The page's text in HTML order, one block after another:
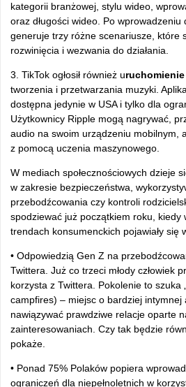
kategorii branżowej, stylu wideo,
oraz długości wideo. Po
generuje trzy różne scenariusze, które
rozwinięcia i wezwania do działania.
3. TikTok ogłosił również u
tworzenia i przetwarzania muzyki.
dostępna jedynie w USA i tylko dla
Użytkownicy Ripple mogą nagrywać,
audio na swoim urządzeniu mobilnym,
z pomocą uczenia maszynowego.
W mediach społecznościowych dzieje
w zakresie bezpieczeństwa,
przebodźcowania czy kontroli
spodziewać już początkiem roku, kiedy
trendach konsumenckich pojawiały się
• Odpowiedzią Gen Z na
Twittera. Już co trzeci młody człowiek
korzysta z Twittera. Pokolenie to szuka
campfires) – miejsc o bardziej intymnej
nawiązywać prawdziwe relacje oparte
zainteresowaniach. Czy tak będzie
pokaże.
• Ponad 75% Polaków popiera
ograniczeń dla niepełnoletnich w